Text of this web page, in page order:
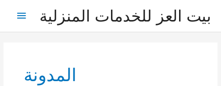
بيت العز للخدمات المنزلية
المدونة